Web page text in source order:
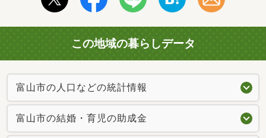
この地域の暮らしデータ
富山市の人口などの統計情報
富山市の結婚・育児の助成金